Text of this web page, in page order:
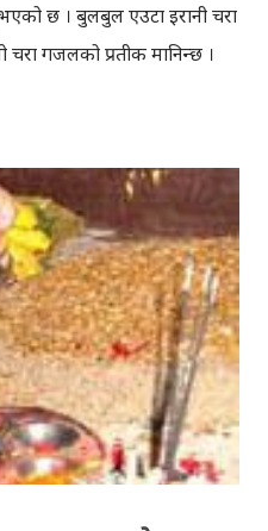
छ । बुलबुल एउटा इरानी चरा
चरा गजलको प्रतीक मानिन्छ ।
उत्साह, उमंग अनि थुप्रै मनका
थालेपछि हामी सबै एउटा
आफ्‍नो नाम दिन्छौं -
लाग्छौं, गजलको भावनात्मक
रोप्छौं.....युग युग सम्म लगाएर
is a Radio Program (a gajal
Team for bringing
can directly send your
your gajal to: